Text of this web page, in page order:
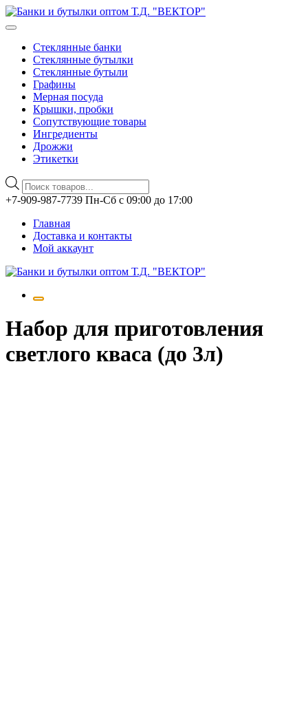
Стеклянные банки
Стеклянные бутылки
Стеклянные бутыли
Графины
Мерная посуда
Крышки, пробки
Сопутствующие товары
Ингредиенты
Дрожжи
Этикетки
Поиск
товаров
Перейти
содержимому
+7-909-987-7739 Пн-Сб с 09:00 до 17:00
Главная
Доставка и контакты
Мой аккаунт
Набор для приготовления
светлого кваса (до 3л)